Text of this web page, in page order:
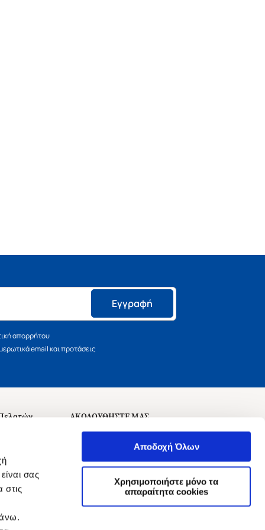
σας
στις
Αποδοχή Όλων
Χρησιμοποιήστε μόνο τα
απαραίτητα cookies
Εγγραφή
απορρήτου
email και προτάσεις
ΑΚΟΛΟΥΘΗΣΤΕ ΜΑΣ